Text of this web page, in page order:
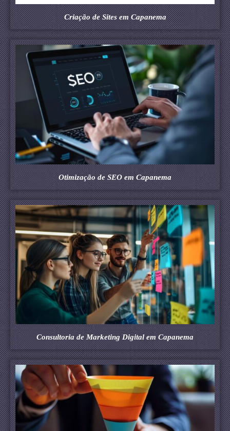
Criação de Sites em Capanema
Otimização de SEO em Capanema
Consultoria de Marketing Digital em Capanema